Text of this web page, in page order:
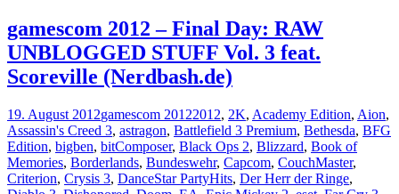
gamescom 2012 – Final Day: RAW
UNBLOGGED STUFF Vol. 3 feat.
Scoreville (Nerdbash.de)
19. August 2012gamescom 20122012, 2K, Academy Edition, Aion,
Assassin's Creed 3, astragon, Battlefield 3 Premium, Bethesda, BFG
Edition, bigben, bitComposer, Black Ops 2, Blizzard, Book of
Memories, Borderlands, Bundeswehr, Capcom, CouchMaster,
Criterion, Crysis 3, DanceStar PartyHits, Der Herr der Ringe,